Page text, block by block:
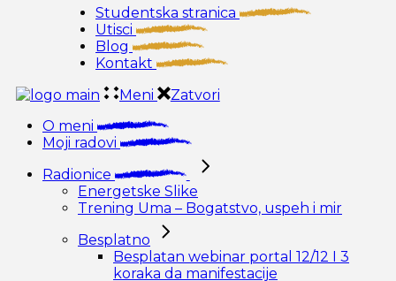
Studentska stranica
Utisci
Blog
Kontakt
Meni
Zatvori
O meni
Moji radovi
Radionice
Energetske Slike
Trening Uma – Bogatstvo, uspeh i mir
Besplatno
Besplatan webinar portal 12/12 I 3
koraka da manifestacije